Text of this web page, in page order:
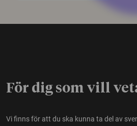
För dig som vill
Vi finns för att du ska kunna ta del av